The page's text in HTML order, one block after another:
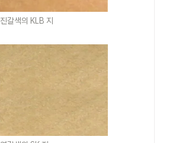
진갈색의 KLB 지